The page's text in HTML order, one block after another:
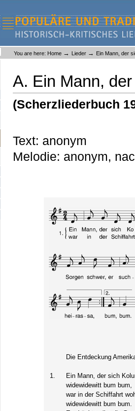
Liederlexikon
You are here: Home → Lieder → Ein Mann, der
A. Ein Mann,
(Scherzliederbuch
Text: anonym
Melodie: anonym,
Die Entdeckung
1.
Ein Mann, der sich
widewidewitt bum bum,
war in der Schiffahrt
widewidewitt bum bum.